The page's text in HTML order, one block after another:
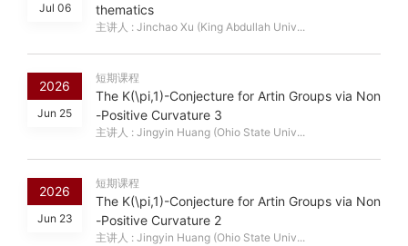
Jul 06
thematics
主讲人 : Jinchao Xu (King Abdullah Univ...
2026
Jun 25
短期课程
The K(\pi,1)-Conjecture for Artin Groups via Non
-Positive Curvature 3
主讲人 : Jingyin Huang (Ohio State Univ...
2026
Jun 23
短期课程
The K(\pi,1)-Conjecture for Artin Groups via Non
-Positive Curvature 2
主讲人 : Jingyin Huang (Ohio State Univ...